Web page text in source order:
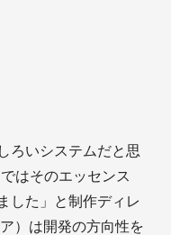
ろいシステムだと思
はそのエッセンス
した」と制作ディレ
）は開発の方向性を